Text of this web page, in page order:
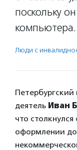
поскольку
компьютера.
Люди с
деятель Иван
что
оформлении